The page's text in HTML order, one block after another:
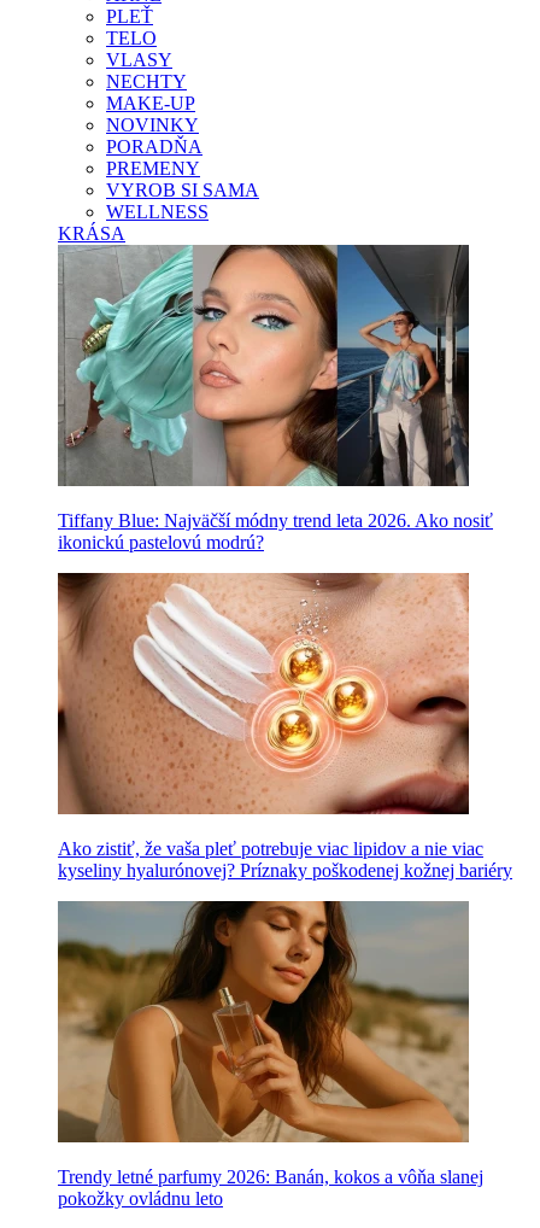
PLEŤ
TELO
VLASY
NECHTY
MAKE-UP
NOVINKY
PORADŇA
PREMENY
VYROB SI SAMA
WELLNESS
KRÁSA
Tiffany Blue: Najväčší módny trend leta 2026. Ako nosiť
ikonickú pastelovú modrú?
Ako zistiť, že vaša pleť potrebuje viac lipidov a nie viac
kyseliny hyalurónovej? Príznaky poškodenej kožnej bariéry
Trendy letné parfumy 2026: Banán, kokos a vôňa slanej
pokožky ovládnu leto